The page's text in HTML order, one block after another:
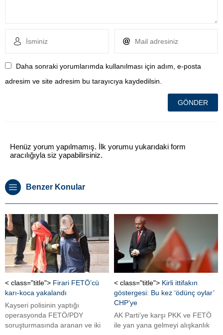
Daha sonraki yorumlarımda kullanılması için adım, e-posta
adresim ve site adresim bu tarayıcıya kaydedilsin.
Henüz yorum yapılmamış. İlk yorumu yukarıdaki form
aracılığıyla siz yapabilirsiniz.
Benzer Konular
< class="title"> Firari FETÖ’cü
karı-koca yakalandı
Kayseri polisinin yaptığı
operasyonda FETÖ/PDY
soruşturmasında aranan ve iki
< class="title"> Kirli ittifakın
göstergesi: Bu kez ‘ödünç oylar’
CHP’ye
AK Parti’ye karşı PKK ve FETÖ
ile yan yana gelmeyi alışkanlık